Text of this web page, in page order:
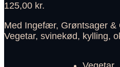
125,00 kr.
Med Ingefær, Grøntsager
Vegetar, svinekød, kylling,